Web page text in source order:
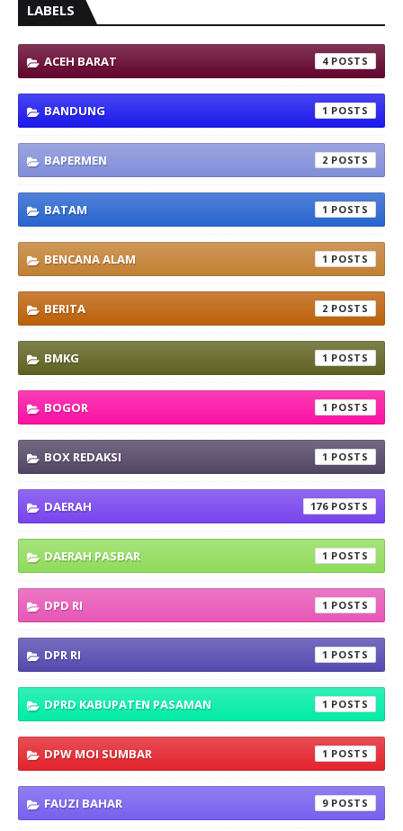
LABELS
ACEH BARAT 4
BANDUNG 1
BAPERMEN 2
BATAM 1
BENCANA ALAM 1
BERITA 2
BMKG 1
BOGOR 1
BOX REDAKSI 1
DAERAH 176
DAERAH PASBAR 1
DPD RI 1
DPR RI 1
DPRD KABUPATEN PASAMAN 1
DPW MOI SUMBAR 1
FAUZI BAHAR 9